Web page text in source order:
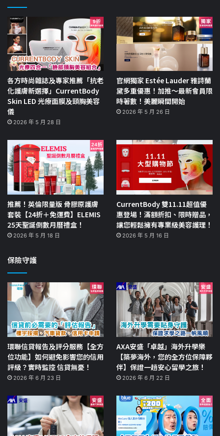
各方時尚雜誌及專家推薦「抗老
化護膚新選擇」CurrentBody
Skin LED 光療面膜及頸胸美容
儀
2026 年 5 月 28 日
官網獨家 Estée Lauder 雅詩蘭
黛多重優惠！加推～最新會員限
時著數！美麗瞬間開始
2026 年 5 月 26 日
推薦！英倫限量版 骨膠原護膚
套裝【24折＋免運費】ELEMIS
25天聖誕倒數月曆禮盒！
2026 年 5 月 18 日
CurrentBody 雙11.11超值優
惠登場！滿額折扣、限時贈品，
讓您輕鬆擁有專業級美容護理！
2026 年 5 月 16 日
保險守護
環聯信貸報告及評分服務【全方
位功能】如何避免影響您的信用
評級？實時監控 信貸無憂！
2026 年 6 月 23 日
AXA安盛「卓越」海外升學樂
【築夢海外，您的全方位保障夥
伴】保證一趟安心留學之旅！
2026 年 6 月 22 日